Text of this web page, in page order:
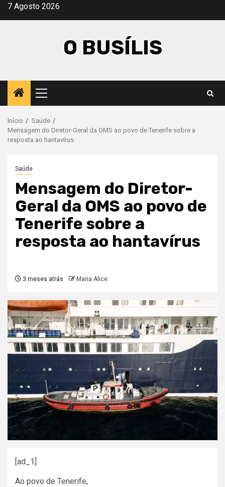
Avançar
7 Agosto 2026
O BUSÍLIS
Menu
principal
Início
Saúde
Mensagem do Diretor-Geral da OMS ao povo de Tenerife sobre a
resposta ao hantavírus
Saúde
Mensagem do Diretor-
Geral da OMS ao povo de
Tenerife sobre a
resposta ao hantavírus
3 meses atrás Maria Alice
[ad_1]
Ao povo de Tenerife,